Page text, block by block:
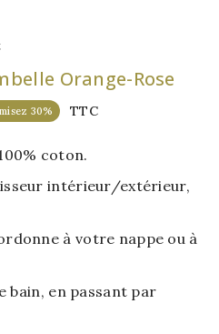
Orange-Rose
30% TTC
coton.
intérieur/extérieur,
à votre nappe ou à
bain, en passant par